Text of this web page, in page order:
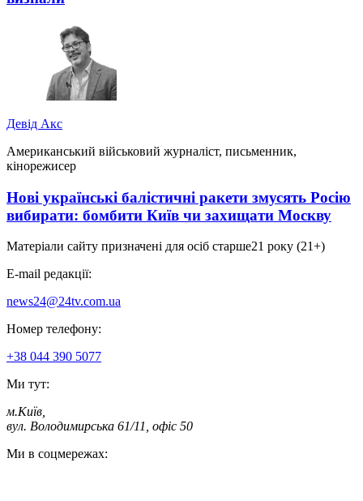
Девід Акс
Американський військовий журналіст, письменник,
кінорежисер
Нові українські балістичні ракети змусять Росію
вибирати: бомбити Київ чи захищати Москву
Матеріали сайту призначені для осіб старше21 року (21+)
E-mail редакції:
news24@24tv.com.ua
Номер телефону:
+38 044 390 5077
Ми тут:
м.Київ
вул. Володимирська 61/11, офіс 50
Ми в соцмережах: